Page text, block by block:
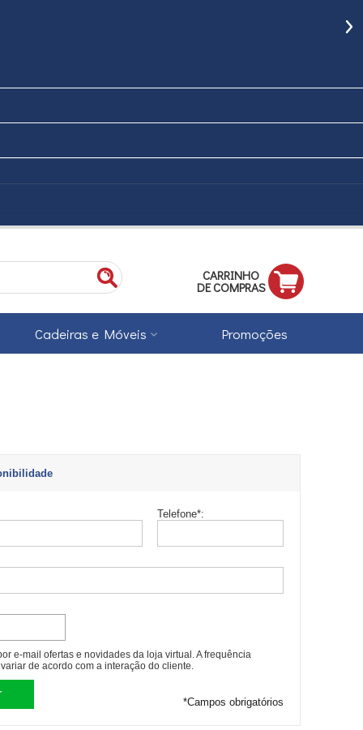
CARRINHO
DE COMPRAS
Cadeiras e Móveis Promoções
Telefone*:
e-mail ofertas e novidades da loja virtual. A frequência
de acordo com a interação do cliente.
*Campos obrigatórios